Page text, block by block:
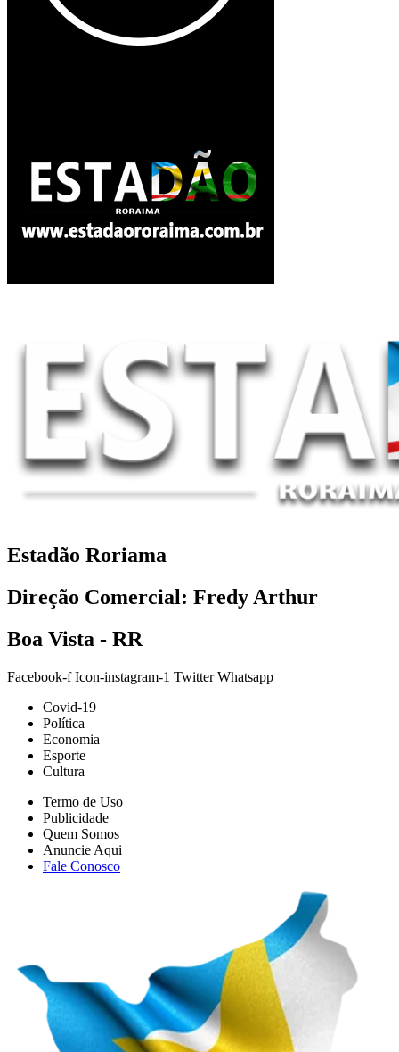
Estadão Roriama
Direção Comercial: Fredy Arthur
Boa Vista - RR
Facebook-f Icon-instagram-1 Twitter Whatsapp
Covid-19
Política
Economia
Esporte
Cultura
Termo de Uso
Publicidade
Quem Somos
Anuncie Aqui
Fale Conosco